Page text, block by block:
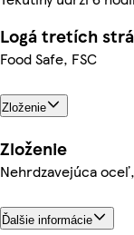
Logá tretích
Food Safe, FSC
Zloženie
Zloženie
Nehrdzavejúca
Ďalšie informácie